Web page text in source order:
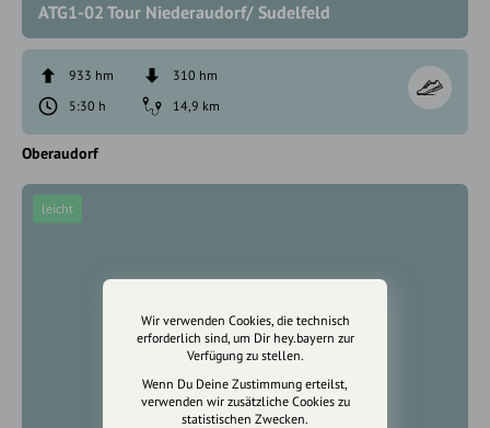
ATG1-02 Tour Niederaudorf/ Sudelfeld
933 hm
310 hm
5:30 h
14,9 km
Oberaudorf
leicht
Wir verwenden Cookies, die technisch
erforderlich sind, um Dir hey.bayern zur
Verfügung zu stellen.
Wenn Du Deine Zustimmung erteilst,
verwenden wir zusätzliche Cookies zu
statistischen Zwecken.